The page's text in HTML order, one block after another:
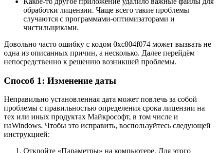
обработки лицензии. Чаще всего такие проблемы
случаются с программами-оптимизаторами и
чистильщиками.
Довольно часто ошибку с кодом 0xc004f074 может вызвать не
одна из описанных причин, а несколько. Далее перейдём
непосредственно к решению возникшей проблемы.
Способ 1: Изменение даты
Неправильно установленная дата может повлечь за собой
проблемы с правильностью определения срока лицензии на
тех или иных продуктах Майкрософт, в том числе и
наWindows. Чтобы это исправить, воспользуйтесь следующей
инструкцией:
Откройте «Параметры» на компьютере. Для этого